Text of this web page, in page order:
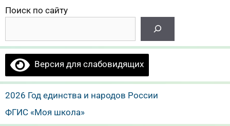
Поиск по сайту
Версия для слабовидящих
2026 Год единства и народов России
ФГИС «Моя школа»